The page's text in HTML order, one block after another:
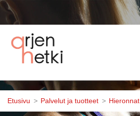
Etusivu > Palvelut ja tuotteet > Hieronnat